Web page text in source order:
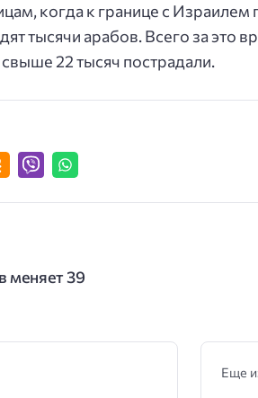
когда к границе с
тысячи арабов. Всего за это
22 тысяч пострадали.
меняет 39
Еще